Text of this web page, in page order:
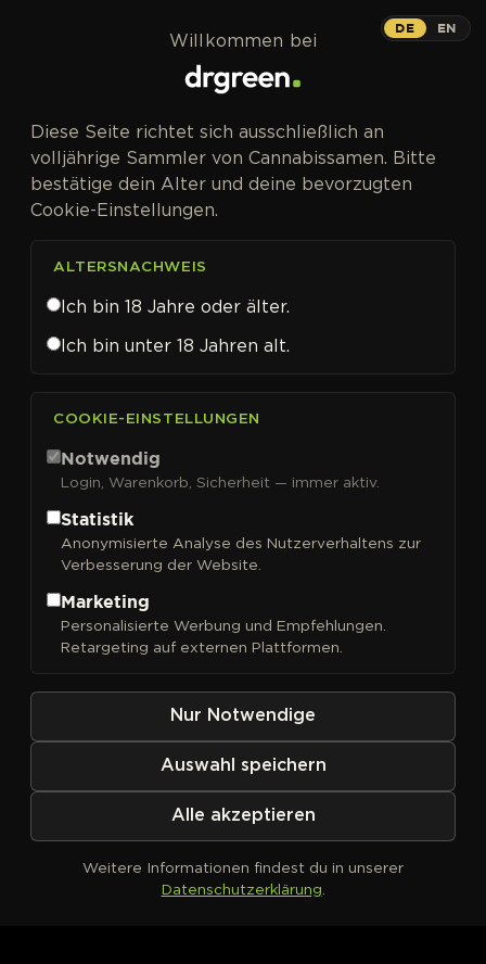
Elev8 Seeds
Sortieren nach
Kein Produkt definiert
DE EN
Willkommen bei
Diese Seite richtet sich ausschließlich an
volljährige Sammler von Cannabissamen. Bitte
bestätige dein Alter und deine bevorzugten
Cookie-Einstellungen.
ALTERSNACHWEIS
Ich bin 18 Jahre oder älter.
Ich bin unter 18 Jahren alt.
COOKIE-EINSTELLUNGEN
Notwendig
Login, Warenkorb, Sicherheit — immer aktiv.
Statistik
Anonymisierte Analyse des Nutzerverhaltens zur
Verbesserung der Website.
Marketing
Personalisierte Werbung und Empfehlungen.
Retargeting auf externen Plattformen.
Nur Notwendige
Auswahl speichern
Alle akzeptieren
Weitere Informationen findest du in unserer
Datenschutzerklärung